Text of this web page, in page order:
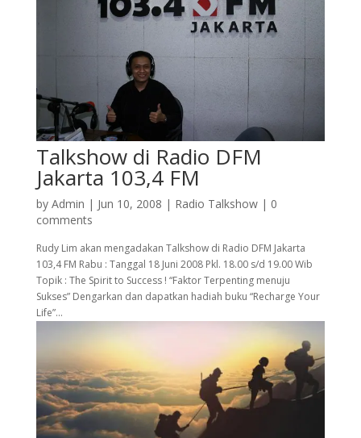
Talkshow di Radio DFM
Jakarta 103,4 FM
by Admin | Jun 10, 2008 | Radio Talkshow| 0
comments
Rudy Lim akan mengadakan Talkshow di Radio DFM Jakarta
103,4 FM Rabu : Tanggal 18 Juni 2008 Pkl. 18.00 s/d 19.00 Wib
Topik : The Spirit to Success ! “Faktor Terpenting menuju
Sukses” Dengarkan dan dapatkan hadiah buku “Recharge Your
Life”...